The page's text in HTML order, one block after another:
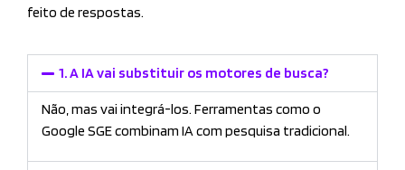
feito de respostas.
1. A IA vai substituir os motores de busca?
Não, mas vai integrá-los. Ferramentas como o
Google SGE combinam IA com pesquisa tradicional.